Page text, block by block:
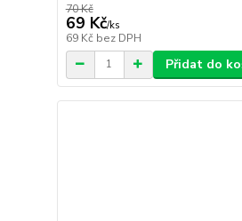
70 Kč
69 Kč/ks
69 Kč bez DPH
Přidat do